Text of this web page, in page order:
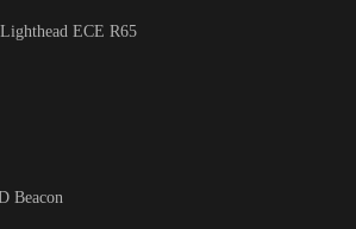
ECE R65
Beacon